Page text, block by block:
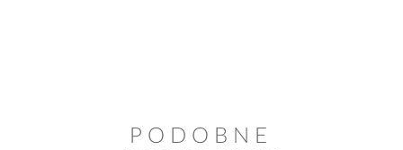
PODOBNE